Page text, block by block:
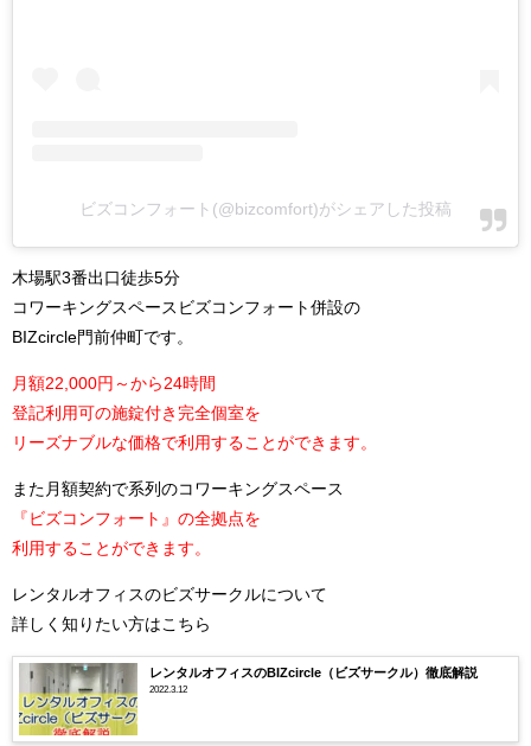
ビズコンフォート(@bizcomfort)がシェアした投稿
木場駅3番出口徒歩5分
コワーキングスペースビズコンフォート併設の
BIZcircle門前仲町です。
月額22,000円～から24時間
登記利用可の施錠付き完全個室を
リーズナブルな価格で利用することができます。
また月額契約で系列のコワーキングスペース
『ビズコンフォート』の全拠点を
利用することができます。
レンタルオフィスのビズサークルについて
詳しく知りたい方はこちら
レンタルオフィスのBIZcircle（ビズサークル）徹底解説
2022.3.12